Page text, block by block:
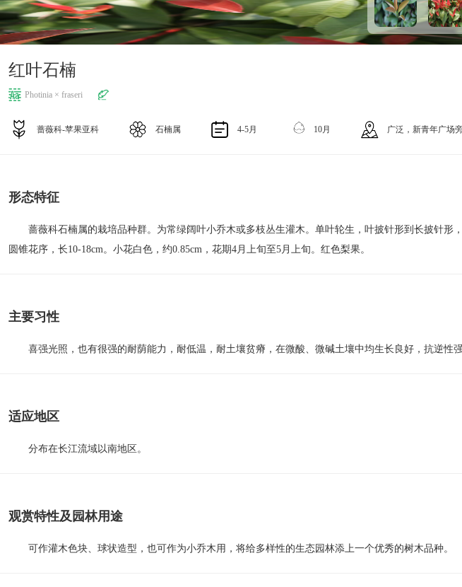
红叶石楠
Photinia × fraseri
蔷薇科-苹果亚科 石楠属 4-5月 10月 广泛，新青年广场旁
形态特征
蔷薇科石楠属的栽培品种群。为常绿阔叶小乔木或多枝丛生灌木。单叶轮生，叶披针形到长披针
圆锥花序，长10-18cm。小花白色，约0.85cm，花期4月上旬至5月上旬。红色梨果。
主要习性
喜强光照，也有很强的耐荫能力，耐低温，耐土壤贫瘠，在微酸、微碱土壤中均生长良好，抗逆性
适应地区
分布在长江流域以南地区。
观赏特性及园林用途
可作灌木色块、球状造型，也可作为小乔木用，将给多样性的生态园林添上一个优秀的树木品种。